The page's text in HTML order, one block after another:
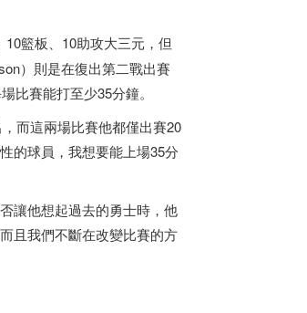
籃板、10助攻大三元，但
）則是在復出第二戰出賽
比賽能打至少35分鐘。
而這兩場比賽他都僅出賽20
的球員，我想要能上場35分
讓他想起過去的勇士時，他
且我們不斷在改變比賽的方